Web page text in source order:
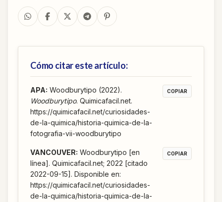
Cómo citar este artículo:
APA: Woodburytipo (2022).
Woodburytipo. Quimicafacil.net.
https://quimicafacil.net/curiosidades-
de-la-quimica/historia-quimica-de-la-
fotografia-vii-woodburytipo
COPIAR
VANCOUVER: Woodburytipo [en
línea]. Quimicafacil.net; 2022 [citado
2022-09-15]. Disponible en:
https://quimicafacil.net/curiosidades-
de-la-quimica/historia-quimica-de-la-
COPIAR